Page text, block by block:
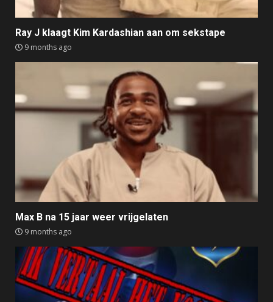
Ray J klaagt Kim Kardashian aan om sekstape
9 months ago
Max B na 15 jaar weer vrijgelaten
9 months ago